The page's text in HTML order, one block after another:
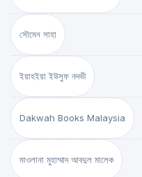
সৌমেন সাহা
ইয়াহইয়া ইউসুফ নদভী
Dakwah Books Malaysia
মাওলানা মুহাম্মাদ আবদুল মালেক